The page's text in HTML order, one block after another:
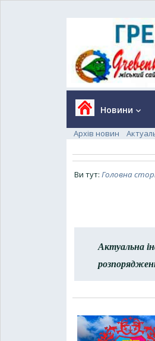
Новини keyboard_arrow_down
Архів новин
Ви тут: Головна
Актуальна